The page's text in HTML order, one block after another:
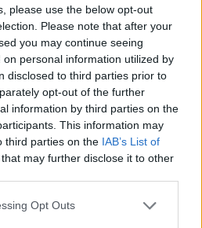
please use the below opt-out
Please note that after your
you may continue seeing
personal information utilized by
disclosed to third parties prior to
opt-out of the further
information by third parties on the
This information may
third parties on the IAB’s List of
that may further disclose it to other
Opt Outs